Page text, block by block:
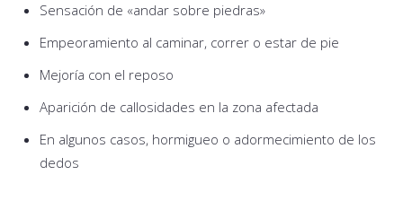
Sensación de «andar sobre piedras»
Empeoramiento al caminar, correr o estar de pie
Mejoría con el reposo
Aparición de callosidades en la zona afectada
En algunos casos, hormigueo o adormecimiento de los
dedos